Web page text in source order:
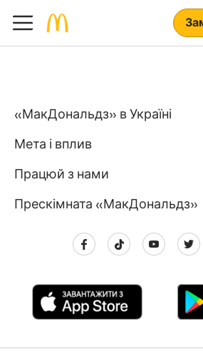
«МакДональдз» в Україні
Мета і вплив
Працюй з нами
Прескімната «МакДональдз»